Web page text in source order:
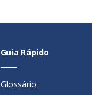
Guia Rápido
Glossário